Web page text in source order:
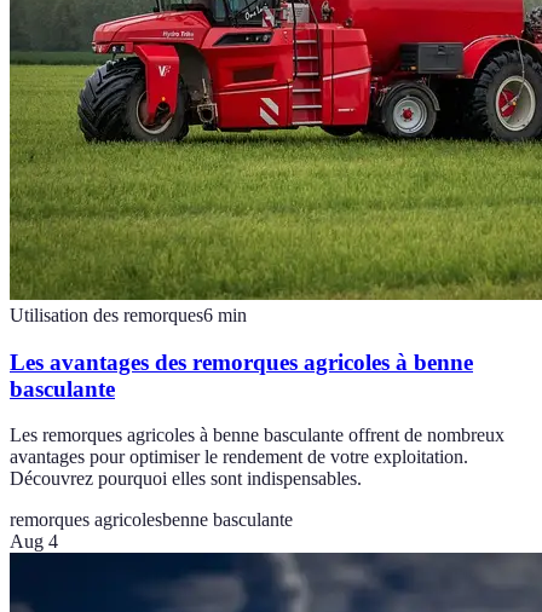
Utilisation des remorques6 min
Les avantages des remorques agricoles à benne
basculante
Les remorques agricoles à benne basculante offrent de nombreux
avantages pour optimiser le rendement de votre exploitation.
Découvrez pourquoi elles sont indispensables.
remorques agricolesbenne basculante
Aug 4